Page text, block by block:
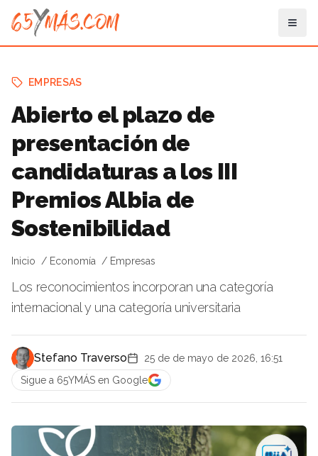
EMPRESAS
Abierto el plazo de
presentación de
candidaturas a los III
Premios Albia de
Sostenibilidad
Inicio Economía Empresas
Los reconocimientos incorporan una categoría
internacional y una categoría universitaria
Stefano Traverso
25 de de mayo de 2026, 16:51
Sigue a 65YMÁS en Google